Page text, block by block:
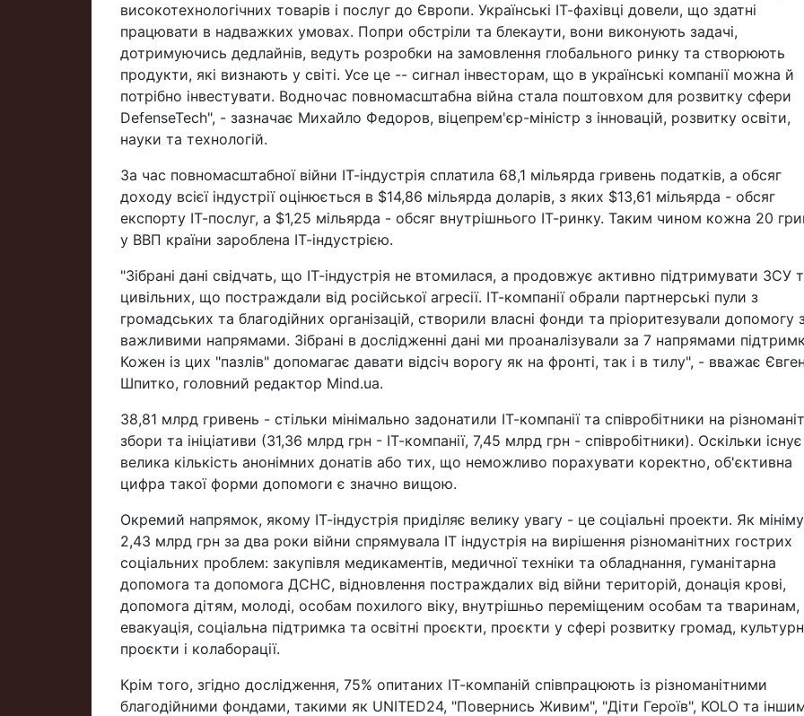
високотехнологічних товарів і послуг до Європи. Українські ІТ-фахівці довели, що здатні
працювати в надважких умовах. Попри обстріли та блекаути, вони виконують задачі,
дотримуючись дедлайнів, ведуть розробки на замовлення глобального ринку та створюють
продукти, які визнають у світі. Усе це -- сигнал інвесторам, що в українські компанії можна й
потрібно інвестувати. Водночас повномасштабна війна стала поштовхом для розвитку сфери
DefenseTech", - зазначає Михайло Федоров, віцепрем'єр-міністр з інновацій, розвитку освіти,
науки та технологій.
За час повномасштабної війни ІТ-індустрія сплатила 68,1 мільярда гривень податків, а обсяг
доходу всієї індустрії оцінюється в $14,86 мільярда доларів, з яких $13,61 мільярда - обсяг
експорту ІТ-послуг, а $1,25 мільярда - обсяг внутрішнього ІТ-ринку. Таким чином кожна 20
у ВВП країни зароблена ІТ-індустрією.
"Зібрані дані свідчать, що ІТ-індустрія не втомилася, а продовжує активно підтримувати ЗСУ
цивільних, що постраждали від російської агресії. ІТ-компанії обрали партнерські пули з
громадських та благодійних організацій, створили власні фонди та пріоритезували допомогу
важливими напрямами. Зібрані в дослідженні дані ми проаналізували за 7 напрямами
Кожен із цих "пазлів" допомагає давати відсіч ворогу як на фронті, так і в тилу", - вважає Євген
Шпитко, головний редактор Mind.ua.
38,81 млрд гривень - стільки мінімально задонатили ІТ-компанії та співробітники на
збори та ініціативи (31,36 млрд грн - ІТ-компанії, 7,45 млрд грн - співробітники). Оскільки існує
велика кількість анонімних донатів або тих, що неможливо порахувати коректно, об'єктивна
цифра такої форми допомоги є значно вищою.
Окремий напрямок, якому ІТ-індустрія приділяє велику увагу - це соціальні проекти. Як
2,43 млрд грн за два роки війни спрямувала ІТ індустрія на вирішення різноманітних гострих
соціальних проблем: закупівля медикаментів, медичної техніки та обладнання, гуманітарна
допомога та допомога ДСНС, відновлення постраждалих від війни територій, донація крові,
допомога дітям, молоді, особам похилого віку, внутрішньо переміщеним особам та тваринам,
евакуація, соціальна підтримка та освітні проєкти, проєкти у сфері розвитку громад,
проєкти і колаборації.
Крім того, згідно дослідження, 75% опитаних ІТ-компаній співпрацюють із різноманітними
благодійними фондами, такими як UNITED24, "Повернись Живим", "Діти Героїв", KOLO та